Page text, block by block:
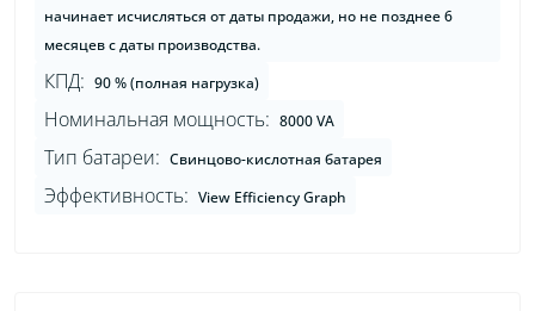
начинает исчисляться от даты продажи, но не позднее 6
месяцев с даты производства.
КПД: 90 % (полная нагрузка)
Номинальная мощность: 8000 VA
Тип батареи: Свинцово-кислотная батарея
Эффективность: View Efficiency Graph